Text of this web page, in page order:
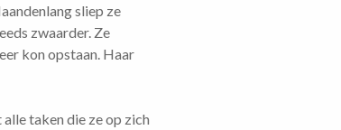
sliep ze
zwaarder. Ze
kon opstaan. Haar
taken die ze op zich